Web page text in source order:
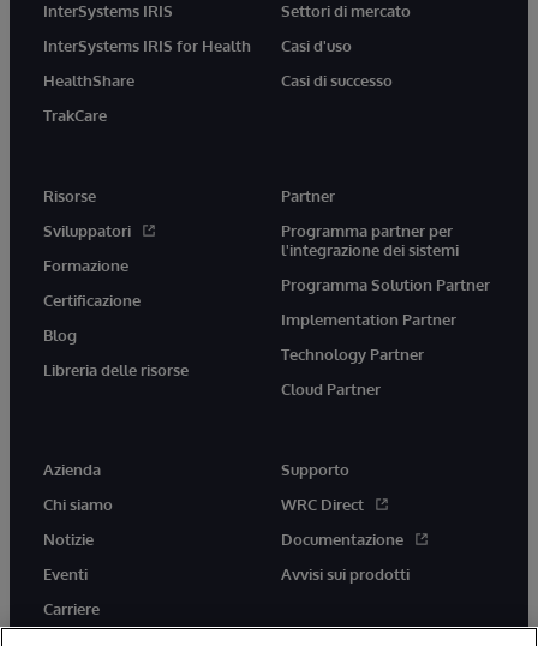
InterSystems IRIS
InterSystems IRIS for Health
HealthShare
TrakCare
Settori di mercato
Casi d'uso
Casi di successo
Risorse
Sviluppatori
Formazione
Certificazione
Blog
Libreria delle risorse
Partner
Programma partner per
l'integrazione dei sistemi
Programma Solution Partner
Implementation Partner
Technology Partner
Cloud Partner
Azienda
Chi siamo
Notizie
Eventi
Carriere
Supporto
WRC Direct
Documentazione
Avvisi sui prodotti